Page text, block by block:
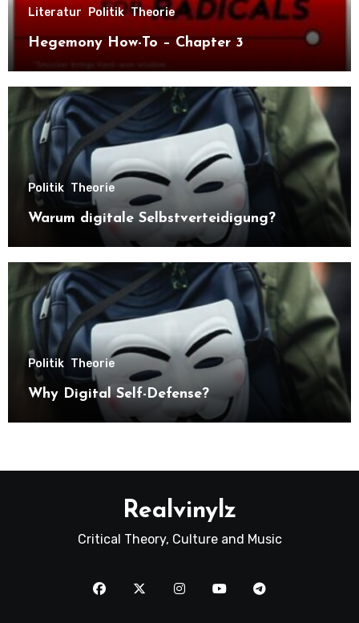
Literatur Politik Theorie
Hegemony How-To – Chapter 3
Politik Theorie
Warum digitale Selbstverteidigung?
Politik Theorie
Why Digital Self-Defense?
Realvinylz
Critical Theory, Culture and Music